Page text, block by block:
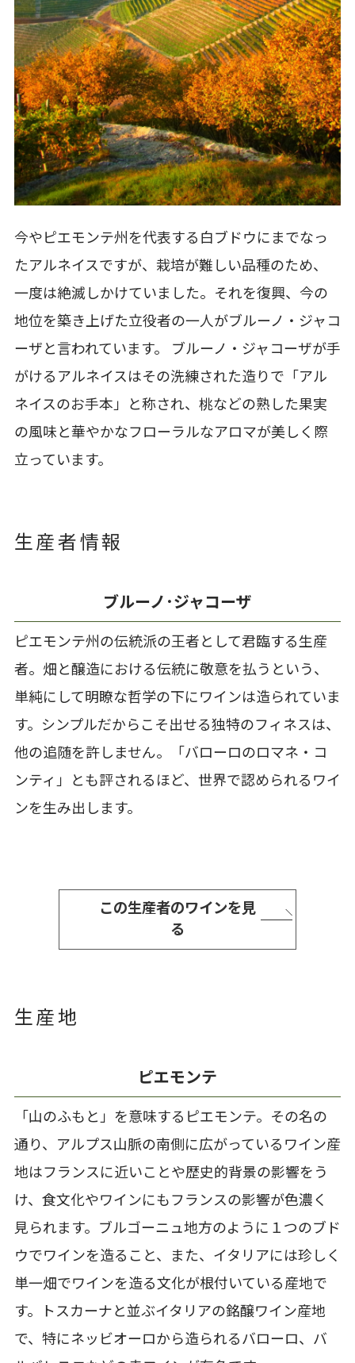
今やピエモンテ州を代表する白ブドウにまでなっ
たアルネイスですが、栽培が難しい品種のため、
一度は絶滅しかけていました。それを復興、今の
地位を築き上げた立役者の一人がブルーノ・ジャコ
ーザと言われています。 ブルーノ・ジャコーザが手
がけるアルネイスはその洗練された造りで「アル
ネイスのお手本」と称され、桃などの熟した果実
の風味と華やかなフローラルなアロマが美しく際
立っています。
生産者情報
ブルーノ･ジャコーザ
ピエモンテ州の伝統派の王者として君臨する生産
者。畑と醸造における伝統に敬意を払うという、
単純にして明瞭な哲学の下にワインは造られていま
す。シンプルだからこそ出せる独特のフィネスは、
他の追随を許しません。「バローロのロマネ・コ
ンティ」とも評されるほど、世界で認められるワイ
ンを生み出します。
この生産者のワインを見
る
生産地
ピエモンテ
「山のふもと」を意味するピエモンテ。その名の
通り、アルプス山脈の南側に広がっているワイン産
地はフランスに近いことや歴史的背景の影響をう
け、食文化やワインにもフランスの影響が色濃く
見られます。ブルゴーニュ地方のように１つのブド
ウでワインを造ること、また、イタリアには珍しく
単一畑でワインを造る文化が根付いている産地で
す。トスカーナと並ぶイタリアの銘醸ワイン産地
で、特にネッビオーロから造られるバローロ、バ